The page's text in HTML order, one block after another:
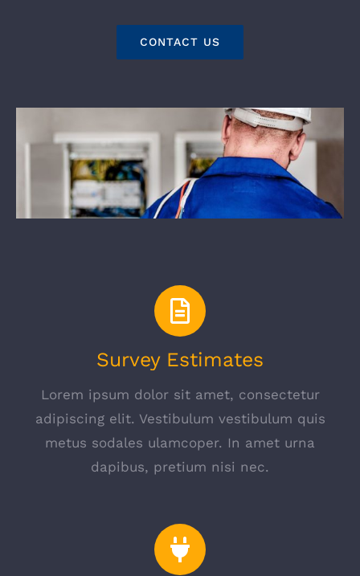
CONTACT US
Survey Estimates
Lorem ipsum dolor sit amet, consectetur
adipiscing elit. Vestibulum vestibulum quis
metus sodales ulamcoper. In amet urna
dapibus, pretium nisi nec.